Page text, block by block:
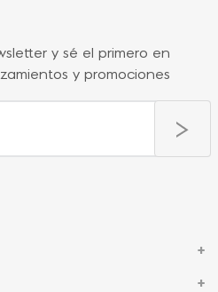
y sé el primero en
y promociones
+
+